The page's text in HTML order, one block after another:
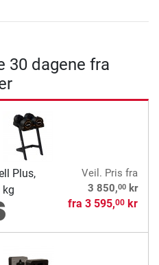
30 dagene fra
Plus,
kg
Veil. Pris fra
3 850,00kr
fra 3 595,00kr